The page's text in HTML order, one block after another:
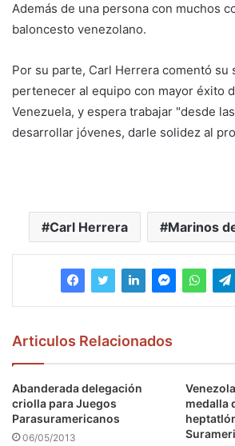
Además de una persona con muchos
baloncesto venezolano.
Por su parte, Carl Herrera comentó su
pertenecer al equipo con mayor éxito
Venezuela, y espera trabajar "desde
desarrollar jóvenes, darle solidez al
Carl Herrera Marinos
Articulos Relacionados
Abanderada delegación
criolla para Juegos
Parasuramericanos
06/05/2013
medalla